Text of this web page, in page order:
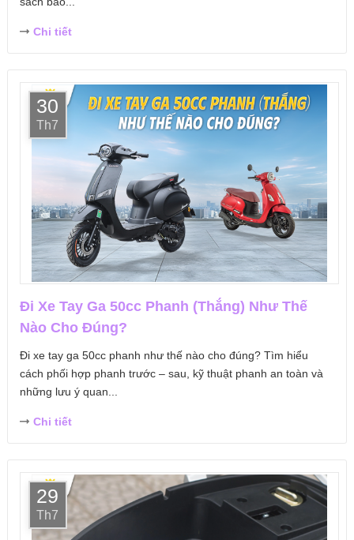
Chi tiết
30
Th7
Đi Xe Tay Ga 50cc Phanh (Thắng) Như Thế
Nào Cho Đúng?
Đi xe tay ga 50cc phanh như thế nào cho đúng? Tìm hiểu
cách phối hợp phanh trước – sau, kỹ thuật phanh an toàn và
những lưu ý quan...
Chi tiết
29
Th7